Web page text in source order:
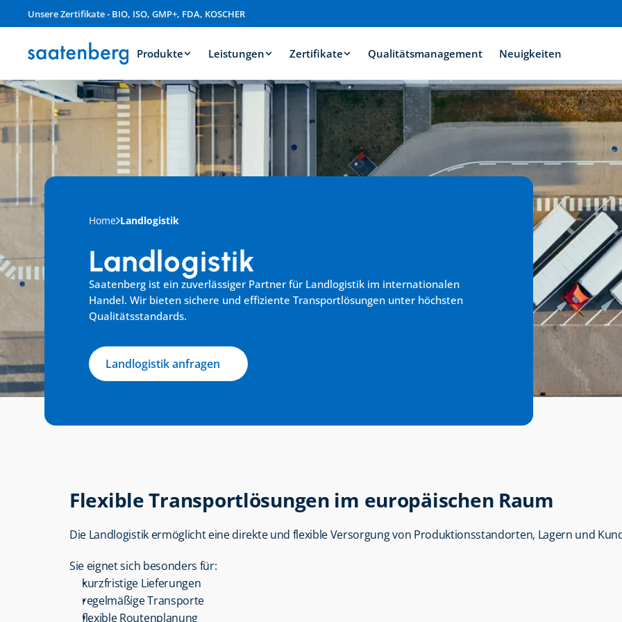
Unsere Zertifikate - BIO, ISO, GMP+, FDA, KOSCHER
Produkte Leistungen Zertifikate Qualitätsmanagement Neuigkeiten
Home Landlogistik
Landlogistik
Saatenberg ist ein zuverlässiger Partner für Landlogistik im internationalen
Handel. Wir bieten sichere und effiziente Transportlösungen unter höchsten
Qualitätsstandards.
Landlogistik anfragen
Flexible Transportlösungen im europäischen Raum
Die Landlogistik ermöglicht eine direkte und flexible Versorgung von Produktionsstandorten, Lagern und
Sie eignet sich besonders für:
kurzfristige Lieferungen
regelmäßige Transporte
flexible Routenplanung